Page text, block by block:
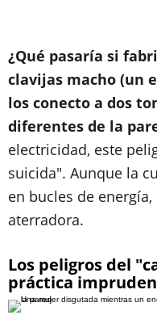
¿Qué pasaría si
clavijas macho (un
los conecto a dos
diferentes de la
electricidad, este
suicida". Aunque la
en bucles de
aterradora.
Los peligros del
práctica